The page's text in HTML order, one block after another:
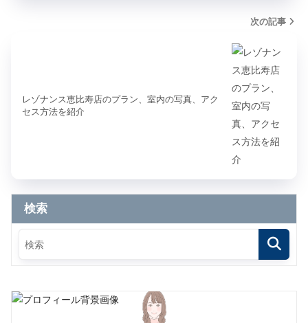
次の記事
レゾナンス恵比寿店のプラン、室内の写真、アク
セス方法を紹介
検索